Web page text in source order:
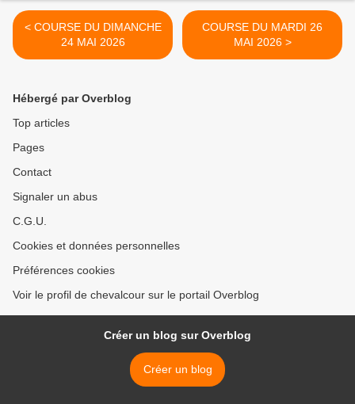
< COURSE DU DIMANCHE
24 MAI 2026
COURSE DU MARDI 26
MAI 2026 >
Hébergé par Overblog
Top articles
Pages
Contact
Signaler un abus
C.G.U.
Cookies et données personnelles
Préférences cookies
Voir le profil de chevalcour sur le portail Overblog
Créer un blog sur Overblog
Créer un blog